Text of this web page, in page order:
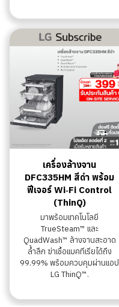
เครื่องล้างจาน
DFC335HM สีดำ พร้อม
ฟีเจอร์ Wi‑Fi Control
(ThinQ)
มาพร้อมเทคโนโลยี
TrueSteam™ และ
QuadWash™ ล้างจานสะอาด
ล้ำลึก ฆ่าเชื้อแบคทีเรียได้ถึง
99.99% พร้อมควบคุมผ่านแอป
LG ThinQ™.